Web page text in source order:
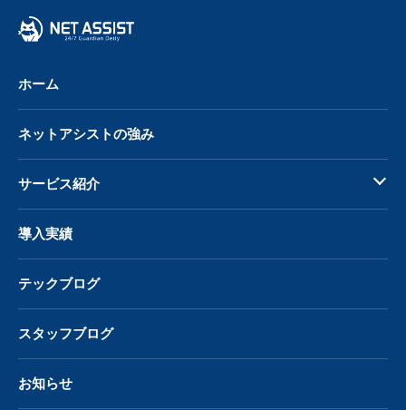
ホーム
ネットアシストの強み
サービス紹介
導入実績
テックブログ
スタッフブログ
お知らせ